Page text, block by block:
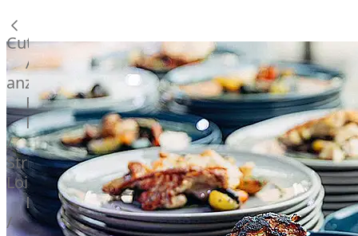
Ranch
Wagyu
Japanisches
Wagyu
Beef
Japanisches
Kobe
Wagyu
Australian
F1
Wagyu
Cuts
Alle
anzeigen
Filet
Rumpsteak
/
Strip
Loin
Entrecote
/